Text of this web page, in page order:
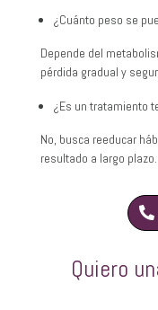
¿Cuánto peso se
Depende del
pérdida gradual y
¿Es un tratamiento
No, busca reeducar
resultado a largo plazo.
Quiero